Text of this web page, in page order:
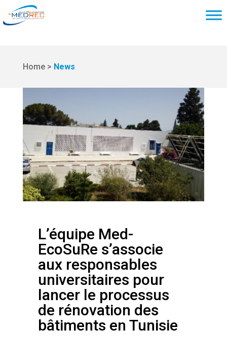
Home > News
L’équipe Med-
EcoSuRe s’associe
aux responsables
universitaires pour
lancer le processus
de rénovation des
bâtiments en Tunisie